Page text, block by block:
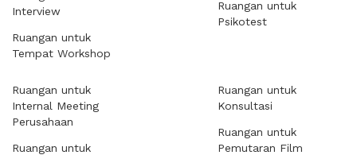
Interview
Ruangan untuk
Tempat Workshop
Ruangan untuk
Psikotest
Ruangan untuk
Internal Meeting
Perusahaan
Ruangan untuk
Ruangan untuk
Konsultasi
Ruangan untuk
Pemutaran Film